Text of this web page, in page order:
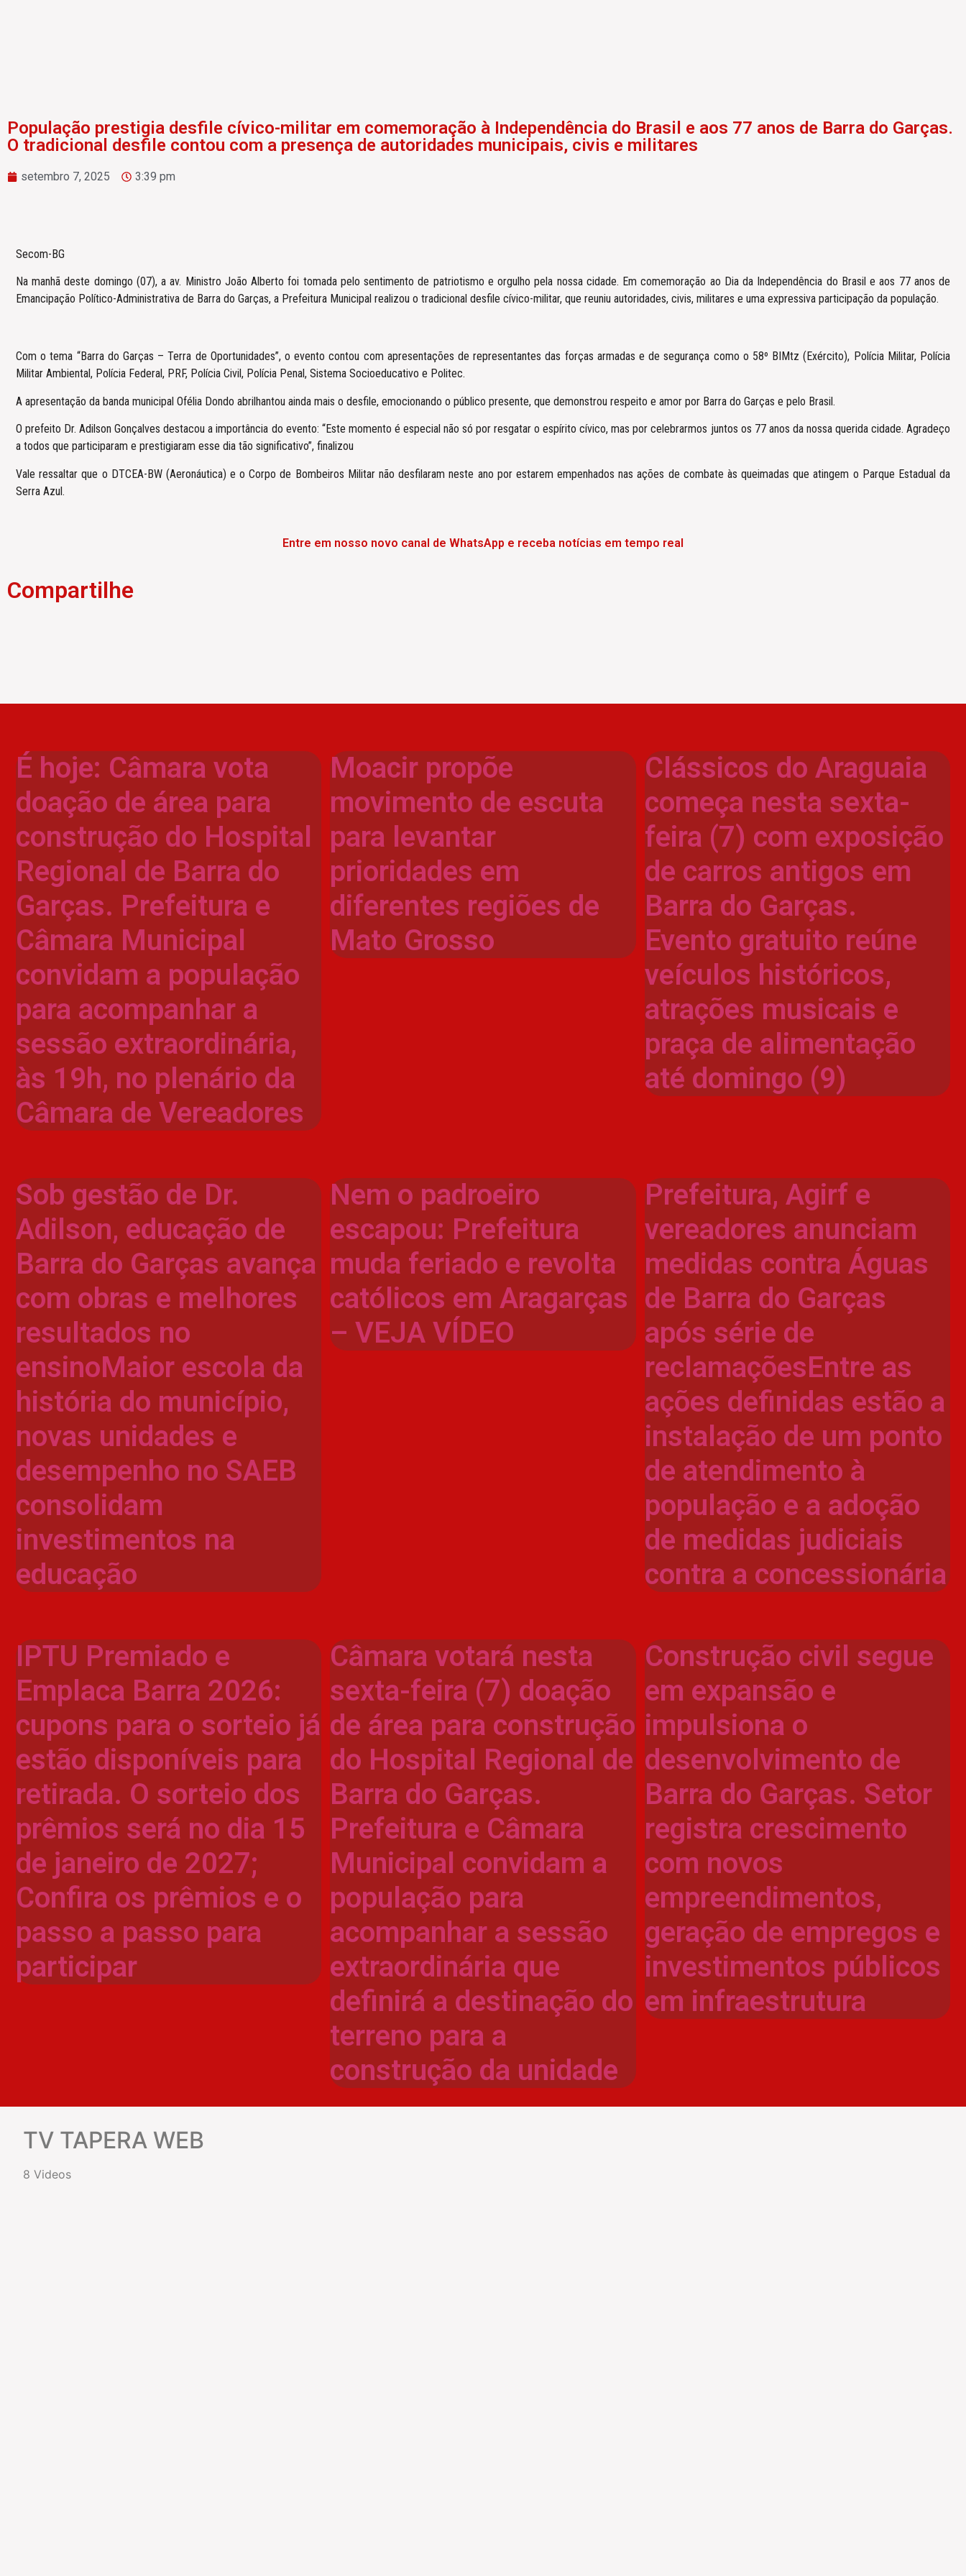
População prestigia desfile cívico-militar em comemoração à Independência do Brasil e aos 77 anos de Barra do Garças.
O tradicional desfile contou com a presença de autoridades municipais, civis e militares
setembro 7, 2025 3:39 pm
Secom-BG
Na manhã deste domingo (07), a av. Ministro João Alberto foi tomada pelo sentimento de patriotismo e orgulho pela nossa cidade. Em comemoração ao Dia da Independência do Brasil e aos 77 anos de
Emancipação Político-Administrativa de Barra do Garças, a Prefeitura Municipal realizou o tradicional desfile cívico-militar, que reuniu autoridades, civis, militares e uma expressiva participação da população.
Com o tema “Barra do Garças – Terra de Oportunidades”, o evento contou com apresentações de representantes das forças armadas e de segurança como o 58º BIMtz (Exército), Polícia Militar, Polícia
Militar Ambiental, Polícia Federal, PRF, Polícia Civil, Polícia Penal, Sistema Socioeducativo e Politec.
A apresentação da banda municipal Ofélia Dondo abrilhantou ainda mais o desfile, emocionando o público presente, que demonstrou respeito e amor por Barra do Garças e pelo Brasil.
O prefeito Dr. Adilson Gonçalves destacou a importância do evento: “Este momento é especial não só por resgatar o espírito cívico, mas por celebrarmos juntos os 77 anos da nossa querida cidade. Agradeço
a todos que participaram e prestigiaram esse dia tão significativo”, finalizou
Vale ressaltar que o DTCEA-BW (Aeronáutica) e o Corpo de Bombeiros Militar não desfilaram neste ano por estarem empenhados nas ações de combate às queimadas que atingem o Parque Estadual da
Serra Azul.
Entre em nosso novo canal de WhatsApp e receba notícias em tempo real
Compartilhe
É hoje: Câmara vota
doação de área para
construção do Hospital
Regional de Barra do
Garças. Prefeitura e
Câmara Municipal
convidam a população
para acompanhar a
sessão extraordinária,
às 19h, no plenário da
Câmara de Vereadores
Moacir propõe
movimento de escuta
para levantar
prioridades em
diferentes regiões de
Mato Grosso
Clássicos do Araguaia
começa nesta sexta-
feira (7) com exposição
de carros antigos em
Barra do Garças.
Evento gratuito reúne
veículos históricos,
atrações musicais e
praça de alimentação
até domingo (9)
Sob gestão de Dr.
Adilson, educação de
Barra do Garças avança
com obras e melhores
resultados no
ensinoMaior escola da
história do município,
novas unidades e
desempenho no SAEB
consolidam
investimentos na
educação
Nem o padroeiro
escapou: Prefeitura
muda feriado e revolta
católicos em Aragarças
– VEJA VÍDEO
Prefeitura, Agirf e
vereadores anunciam
medidas contra Águas
de Barra do Garças
após série de
reclamaçõesEntre as
ações definidas estão a
instalação de um ponto
de atendimento à
população e a adoção
de medidas judiciais
contra a concessionária
IPTU Premiado e
Emplaca Barra 2026:
cupons para o sorteio já
estão disponíveis para
retirada. O sorteio dos
prêmios será no dia 15
de janeiro de 2027;
Confira os prêmios e o
passo a passo para
participar
Câmara votará nesta
sexta-feira (7) doação
de área para construção
do Hospital Regional de
Barra do Garças.
Prefeitura e Câmara
Municipal convidam a
população para
acompanhar a sessão
extraordinária que
definirá a destinação do
terreno para a
construção da unidade
Construção civil segue
em expansão e
impulsiona o
desenvolvimento de
Barra do Garças. Setor
registra crescimento
com novos
empreendimentos,
geração de empregos e
investimentos públicos
em infraestrutura
TV TAPERA WEB
8 Videos